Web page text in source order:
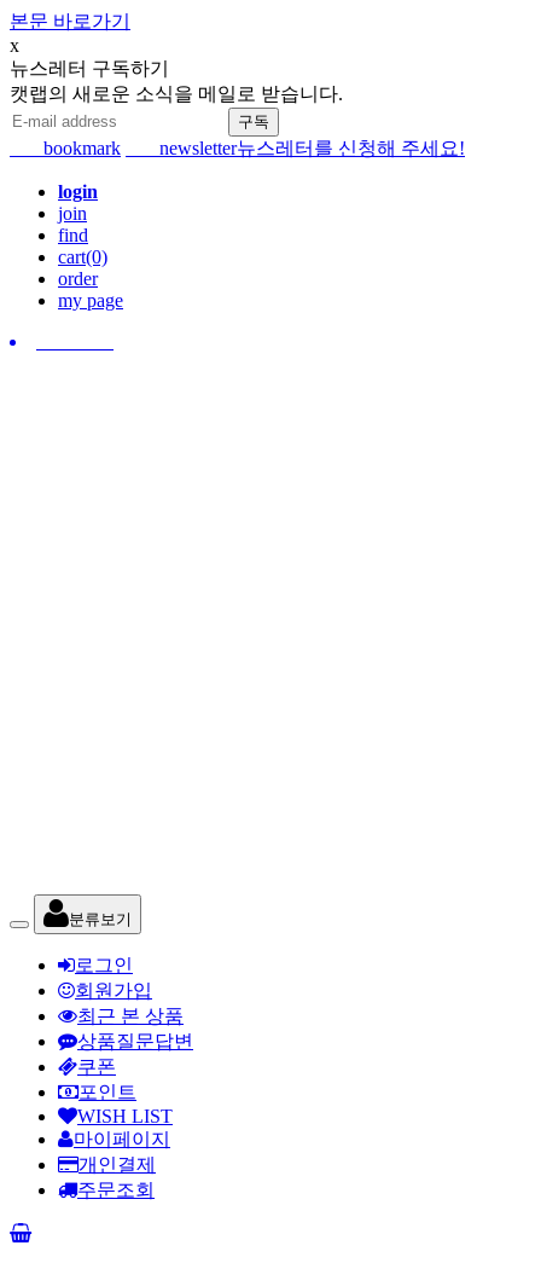
본문 바로가기
x
뉴스레터 구독하기
캣랩의 새로운 소식을 메일로 받습니다.
bookmark newsletter뉴스레터를 신청해 주세요!
login
join
find
cart(0)
order
my page
분류보기
로그인
회원가입
최근 본 상품
상품질문답변
쿠폰
포인트
WISH LIST
마이페이지
개인결제
주문조회